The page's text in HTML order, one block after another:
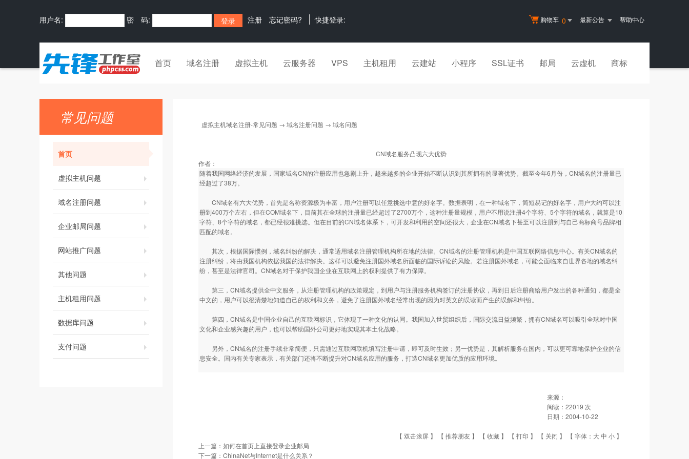
购物车 0 最新公告 帮助中心
用户名: 密 码: 注册 忘记密码? 快捷登录:
首页 域名注册 虚拟主机 云服务器 VPS 主机租用 云建站 小程序 SSL证书 邮局 云虚机 商标
常见问题
首页
虚拟主机问题
域名注册问题
企业邮局问题
网站推广问题
其他问题
主机租用问题
数据库问题
支付问题
虚拟主机域名注册-常见问题 → 域名注册问题 → 域名问题
CN域名服务凸现六大优势
作者：
随着我国网络经济的发展，国家域名CN的注册应用也急剧上升，越来越多的企业开始不断认识到其所拥有的显著优势。截至今年6月份，CN域名的注册量已
经超过了38万。
CN域名有六大优势，首先是名称资源极为丰富，用户注册可以任意挑选中意的好名字。数据表明，在一种域名下，简短易记的好名字，用户大约可以注
册到400万个左右，但在COM域名下，目前其在全球的注册量已经超过了2700万个，这种注册量规模，用户不用说注册4个字符、5个字符的域名，就算是10
字符、8个字符的域名，都已经很难挑选。但在目前的CN域名体系下，可开发和利用的空间还很大，企业在CN域名下甚至可以注册到与自己商标商号品牌相
匹配的域名。
其次，根据国际惯例，域名纠纷的解决，通常适用域名注册管理机构所在地的法律。CN域名的注册管理机构是中国互联网络信息中心。有关CN域名的
注册纠纷，将由我国机构依据我国的法律解决。这样可以避免注册国外域名所面临的国际诉讼的风险。若注册国外域名，可能会面临来自世界各地的域名纠
纷，甚至是法律官司。CN域名对于保护我国企业在互联网上的权利提供了有力保障。
第三，CN域名提供全中文服务，从注册管理机构的政策规定，到用户与注册服务机构签订的注册协议，再到日后注册商给用户发出的各种通知，都是全
中文的，用户可以很清楚地知道自己的权利和义务，避免了注册国外域名经常出现的因为对英文的误读而产生的误解和纠纷。
第四，CN域名是中国企业自己的互联网标识，它体现了一种文化的认同。我国加入世贸组织后，国际交流日益频繁，拥有CN域名可以吸引全球对中国
文化和企业感兴趣的用户，也可以帮助国外公司更好地实现其本土化战略。
另外，CN域名的注册手续非常简便，只需通过互联网联机填写注册申请，即可及时生效；另一优势是，其解析服务在国内，可以更可靠地保护企业的信
息安全。国内有关专家表示，有关部门还将不断提升对CN域名应用的服务，打造CN域名更加优质的应用环境。
来源：
阅读： 22019 次
日期： 2004-10-22
【 双击滚屏 】 【 推荐朋友 】 【 收藏 】 【 打印 】 【 关闭 】 【 字体： 大中 小 】
上一篇： 如何在首页上直接登录企业邮局
下一篇： ChinaNet与Internet是什么关系？